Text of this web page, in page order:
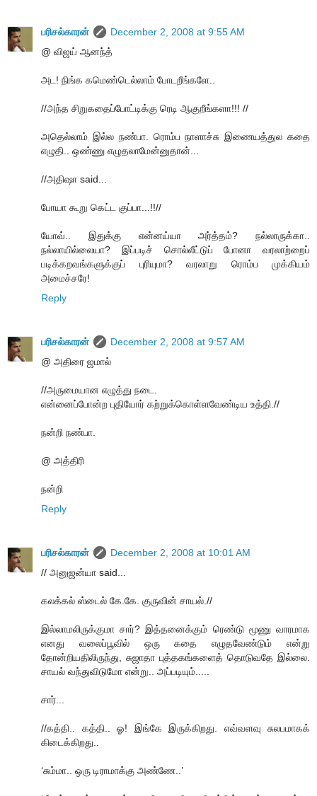
பரிசல்காரன்
December 2, 2008 at 9:55 AM
@ விஜய் ஆனந்த்
அட! நிங்க கமெண்டெல்லாம் போடறீங்களே..
//அந்த சிறுகதைப்போட்டிக்கு ரெடி ஆகுறீங்களா!!! //
அதெல்லாம் இல்ல நண்பா. ரொம்ப நாளாச்சு இணையத்துல கதை
எழுதி.. ஒண்ணு எழுதலாமேன்னுதான்...
//அதிஷா said...
போயா கூறு கெட்ட குப்பா...!!//
யோவ்.. இதுக்கு என்னய்யா அர்த்தம்? நல்லாருக்கா..
நல்லாயில்லையா? இப்படிச் சொல்லீட்டுப் போனா வரலாற்றைப்
படிக்கறவங்களுக்குப் புரியுமா? வரலாறு ரொம்ப முக்கியம்
அமைச்சரே!
Reply
பரிசல்காரன்
December 2, 2008 at 9:57 AM
@ அதிரை ஜமால்
//அருமையான எழுத்து நடை.
என்னைப்போன்ற புதியோர் கற்றுக்கொள்ளவேண்டிய உத்தி.//
நன்றி நண்பா.
@ அத்திரி
நன்றி
Reply
பரிசல்காரன்
December 2, 2008 at 10:01 AM
// அனுஜன்யா said...
கலக்கல் ஸ்டைல் கே.கே. குருவின் சாயல்.//
இல்லாமலிருக்குமா சார்? இத்தனைக்கும் ரெண்டு மூணு வாரமாக
எனது வலைப்பூவில் ஒரு கதை எழுதவேண்டும் என்று
தோன்றியதிலிருந்து, சுஜாதா புத்தகங்களைத் தொடுவதே இல்லை.
சாயல் வந்துவிடுமோ என்று.. அப்படியும்.....
சார்...
//கத்தி.. கத்தி.. ஓ! இங்கே இருக்கிறது. எவ்வளவு சுலபமாகக்
கிடைக்கிறது..
‘சும்மா.. ஒரு டிராமாக்கு அண்ணே..’